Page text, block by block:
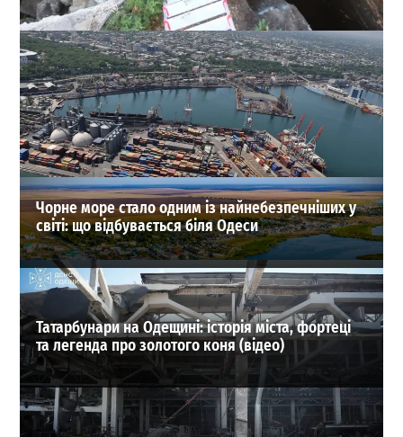
Сенсація на Приморському бульварі: археологи
Одеси знайшли одну з веж Османського замку
Хаджибей
03-08-2026 в 08:49
ВИБІР РЕДАКЦІЇ
Чорне море стало одним із найнебезпечніших у
світі: що відбувається біля Одеси
Татарбунари на Одещині: історія міста, фортеці
та легенда про золотого коня (відео)